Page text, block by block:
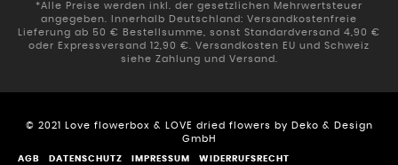
*Alle Preise werden inkl. der gesetzlichen Mehrwertsteuer
angegeben. Innerhalb Deutschland: Versandkostenfreie
Lieferung ab 50 € Bestellsumme, sonst Standardversand 4,90 €
oder Expressversand 12,90 €. Versandkosten EU und Schweiz
siehe Zahlung und Versand.
© 2021 Love flowerbox & LOVE dried flowers by Deko & Design
GmbH
AGB DATENSCHUTZ IMPRESSUM WIDERRUFSRECHT